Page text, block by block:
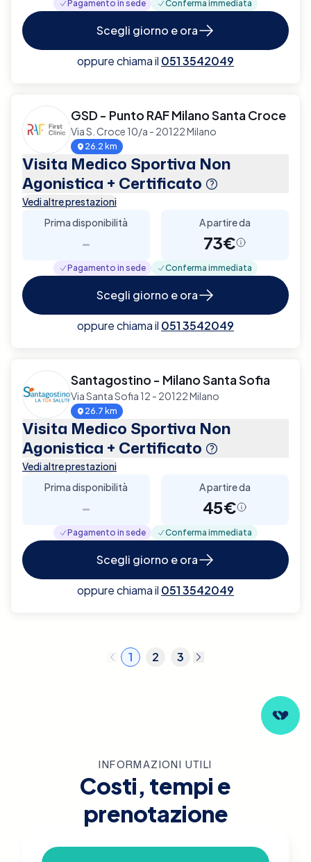
Pagamento in sede Conferma immediata
Scegli giorno e ora
oppure chiama il 051 3542049
GSD - Punto RAF Milano Santa Croce
Via S. Croce 10/a - 20122 Milano
26.2 km
Visita Medico Sportiva Non
Agonistica + Certificato
Vedi altre prestazioni
Prima disponibilità
-
A partire da
73€
Pagamento in sede Conferma immediata
Scegli giorno e ora
oppure chiama il 051 3542049
Santagostino - Milano Santa Sofia
Via Santa Sofia 12 - 20122 Milano
26.7 km
Visita Medico Sportiva Non
Agonistica + Certificato
Vedi altre prestazioni
Prima disponibilità
-
A partire da
45€
Pagamento in sede Conferma immediata
Scegli giorno e ora
oppure chiama il 051 3542049
1 2 3
INFORMAZIONI UTILI
Costi, tempi e
prenotazione